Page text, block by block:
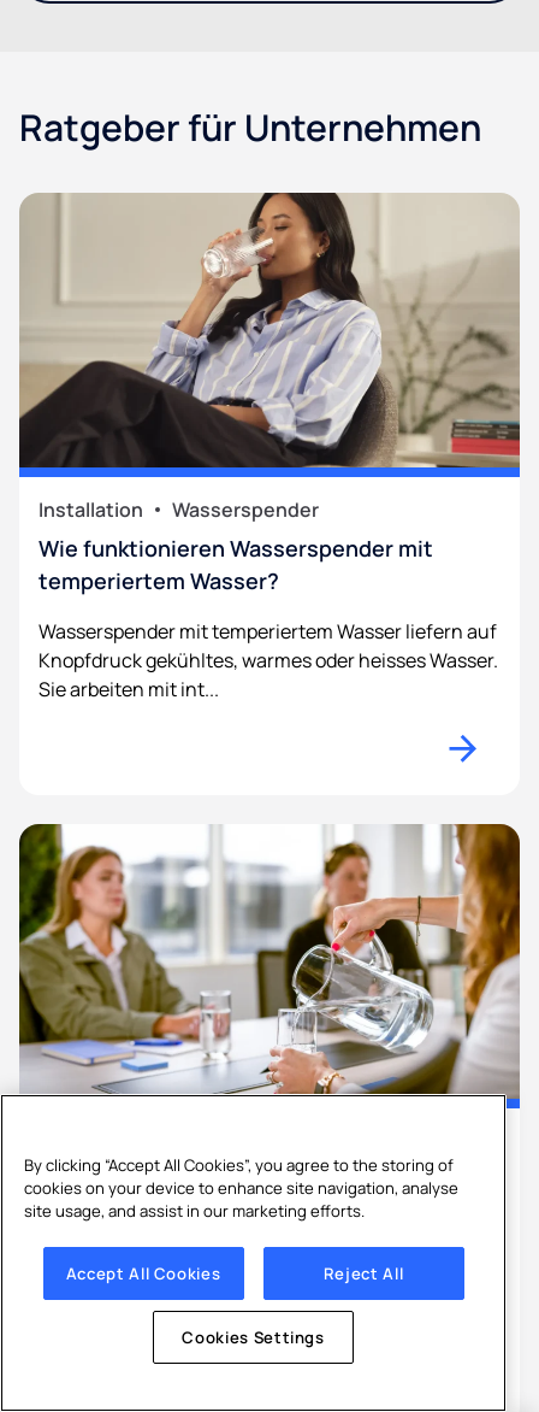
Ratgeber für Unternehmen
Installation Wasserspender
Wie funktionieren Wasserspender mit
temperiertem Wasser?
Wasserspender mit temperiertem Wasser liefern auf
Knopfdruck gekühltes, warmes oder heisses Wasser.
Sie arbeiten mit int...
Wasserspender für Büros: Für Mitarbeiter
und Kunden mit Culligan
Die Wahl des richtigen Wasserspenders für Büros
hängt von mehreren entscheidenden Faktoren ab,
die sowohl die Nutzerbedü...
By clicking “Accept All Cookies”, you agree to the storing of
cookies on your device to enhance site navigation, analyse
site usage, and assist in our marketing efforts.
Accept All Cookies Reject All
Cookies Settings